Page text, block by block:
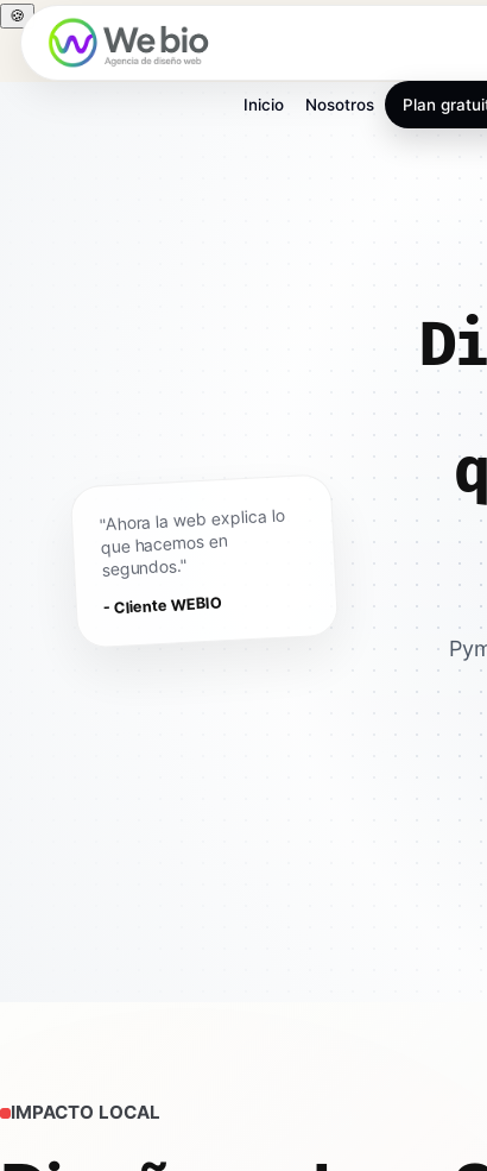
🍪
Inicio Nosotros Plan
"Ahora la web explica lo
que hacemos en
segundos."
- Cliente WEBIO
IMPACTO LOCAL